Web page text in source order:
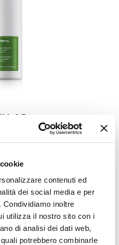
contenuti ed
dei social media e per
inoltre
utilizza il nostro sito con i
di analisi dei dati web,
potrebbero combinarle
O3
Acido pH 3.5